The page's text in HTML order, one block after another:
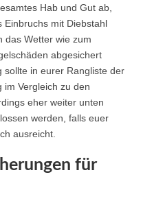
Hab und Gut ab,
Einbruchs mit Diebstahl
das Wetter wie zum
abgesichert
sollte in eurer Rangliste der
im Vergleich zu den
eher weiter unten
werden, falls euer
ausreicht.
für